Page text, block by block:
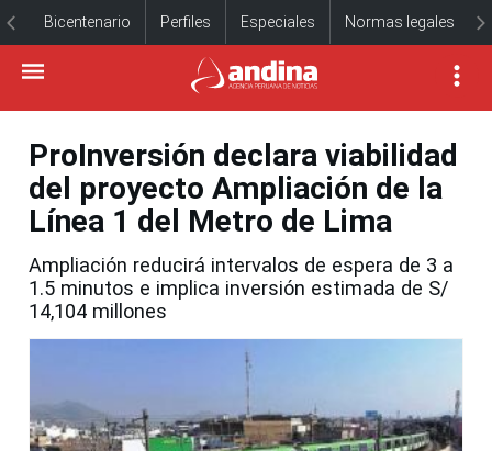
Bicentenario Perfiles Especiales Normas legales
ProInversión declara viabilidad
del proyecto Ampliación de la
Línea 1 del Metro de Lima
Ampliación reducirá intervalos de espera de 3 a
1.5 minutos e implica inversión estimada de S/
14,104 millones